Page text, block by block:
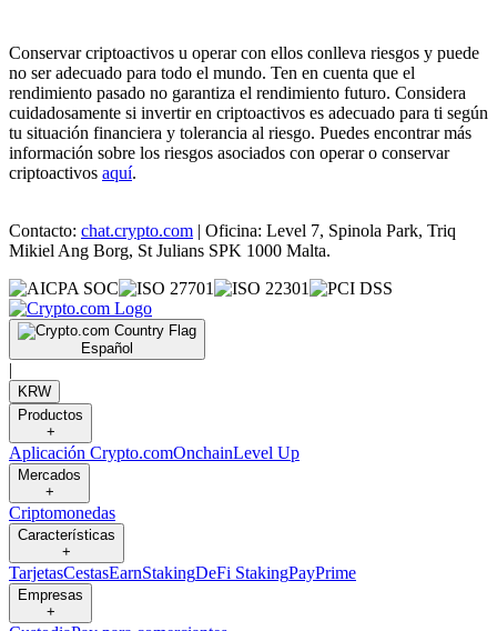
Conservar criptoactivos u operar con ellos conlleva riesgos y puede
no ser adecuado para todo el mundo. Ten en cuenta que el
rendimiento pasado no garantiza el rendimiento futuro. Considera
cuidadosamente si invertir en criptoactivos es adecuado para ti según
tu situación financiera y tolerancia al riesgo. Puedes encontrar más
información sobre los riesgos asociados con operar o conservar
criptoactivos aquí.
Contacto: chat.crypto.com | Oficina: Level 7, Spinola Park, Triq
Mikiel Ang Borg, St Julians SPK 1000 Malta.
Español
|
KRW
Productos
+
Aplicación Crypto.comOnchainLevel Up
Mercados
+
Criptomonedas
Características
+
TarjetasCestasEarnStakingDeFi StakingPayPrime
Empresas
+